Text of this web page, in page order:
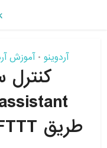
آردوینو • آموزش
طریق IFTTT و برد Nodemcu